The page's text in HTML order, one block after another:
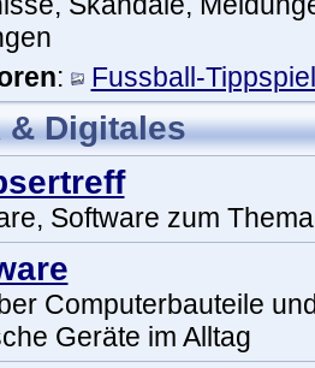
: Fussball-Tippspiel
& Digitales
Software zum
Computerbauteile
Geräte im Alltag